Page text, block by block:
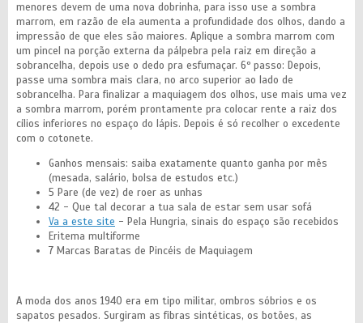
menores devem de uma nova dobrinha, para isso use a sombra
marrom, em razão de ela aumenta a profundidade dos olhos, dando a
impressão de que eles são maiores. Aplique a sombra marrom com
um pincel na porção externa da pálpebra pela raiz em direção a
sobrancelha, depois use o dedo pra esfumaçar. 6º passo: Depois,
passe uma sombra mais clara, no arco superior ao lado de
sobrancelha. Para finalizar a maquiagem dos olhos, use mais uma vez
a sombra marrom, porém prontamente pra colocar rente a raiz dos
cílios inferiores no espaço do lápis. Depois é só recolher o excedente
com o cotonete.
Ganhos mensais: saiba exatamente quanto ganha por mês
(mesada, salário, bolsa de estudos etc.)
5 Pare (de vez) de roer as unhas
42 - Que tal decorar a tua sala de estar sem usar sofá
Va a este site - Pela Hungria, sinais do espaço são recebidos
Eritema multiforme
7 Marcas Baratas de Pincéis de Maquiagem
A moda dos anos 1940 era em tipo militar, ombros sóbrios e os
sapatos pesados. Surgiram as fibras sintéticas, os botões, as